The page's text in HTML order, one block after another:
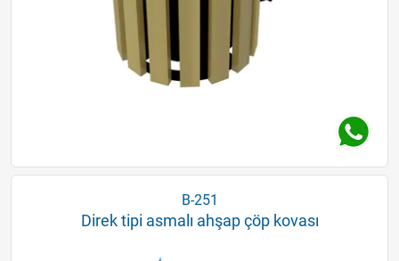
B-251
Direk tipi asmalı ahşap çöp kovası